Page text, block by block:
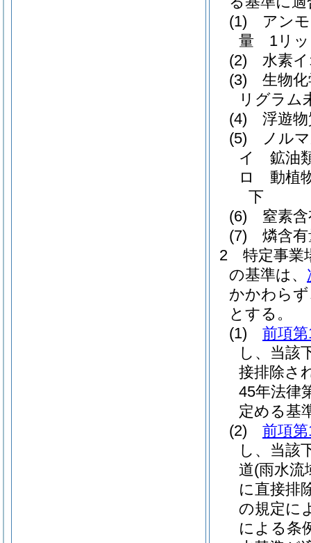
(1)
アン
量 1リッ
(2)
水素
(3)
生物
リグラム
(4)
浮遊
(5)
ノル
イ
鉱油
ロ
動植
下
(6)
窒素
(7)
燐含
2
特定事業
の基準は、
かかわら
とする。
(1)
前項
し、当該
接排除さ
45年法律
定める基
(2)
前項
し、当該
道(雨水流
に直接排
の規定に
による条